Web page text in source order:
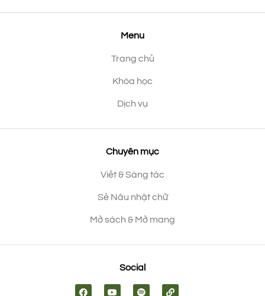
Menu
Trang chủ
Khóa học
Dịch vụ
Chuyên mục
Viết & Sáng tác
Sẻ Nâu nhặt chữ
Mở sách & Mở mang
Social